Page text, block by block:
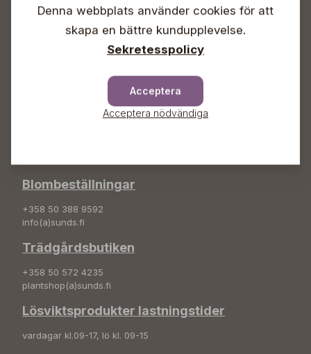
Lördagar 09-16
Söndagar Självbetjäning
Blombeställningar
+358 50 388 9592
info(a)sunds.fi
Trädgårdsbutiken
+358 50 572 4235
plantshop(a)sunds.fi
Lösviktsprodukter lastningstider
vardagar kl.09-17, lö kl. 09-15
Denna webbplats använder cookies för att
skapa en bättre kundupplevelse.
Sekretesspolicy
Acceptera
Acceptera nödvändiga